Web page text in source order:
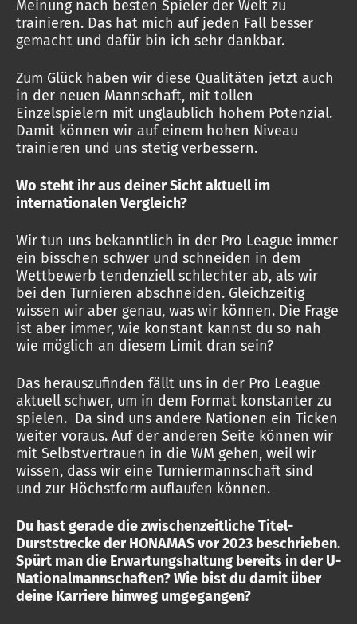
Meinung nach besten Spieler der Welt zu
trainieren. Das hat mich auf jeden Fall besser
gemacht und dafür bin ich sehr dankbar.
Zum Glück haben wir diese Qualitäten jetzt auch
in der neuen Mannschaft, mit tollen
Einzelspielern mit unglaublich hohem Potenzial.
Damit können wir auf einem hohen Niveau
trainieren und uns stetig verbessern.
Wo steht ihr aus deiner Sicht aktuell im
internationalen Vergleich?
Wir tun uns bekanntlich in der Pro League immer
ein bisschen schwer und schneiden in dem
Wettbewerb tendenziell schlechter ab, als wir
bei den Turnieren abschneiden. Gleichzeitig
wissen wir aber genau, was wir können. Die Frage
ist aber immer, wie konstant kannst du so nah
wie möglich an diesem Limit dran sein?
Das herauszufinden fällt uns in der Pro League
aktuell schwer, um in dem Format konstanter zu
spielen. Da sind uns andere Nationen ein Ticken
weiter voraus. Auf der anderen Seite können wir
mit Selbstvertrauen in die WM gehen, weil wir
wissen, dass wir eine Turniermannschaft sind
und zur Höchstform auflaufen können.
Du hast gerade die zwischenzeitliche Titel-
Durststrecke der HONAMAS vor 2023 beschrieben.
Spürt man die Erwartungshaltung bereits in der U-
Nationalmannschaften? Wie bist du damit über
deine Karriere hinweg umgegangen?